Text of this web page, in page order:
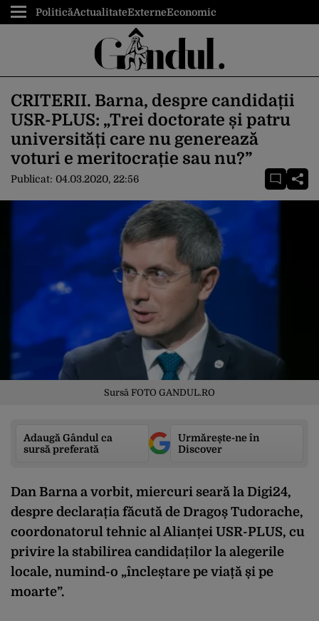
PoliticăActualitateExterneEconomic
CRITERII. Barna, despre candidații
USR-PLUS: „Trei doctorate și patru
universități care nu generează
voturi e meritocrație sau nu?”
Publicat: 04.03.2020, 22:56
Sursă FOTO GANDUL.RO
Adaugă Gândul ca
sursă preferată
Urmărește-ne în
Discover
Dan Barna a vorbit, miercuri seară la Digi24,
despre declarația făcută de Dragoș Tudorache,
coordonatorul tehnic al Alianței USR-PLUS, cu
privire la stabilirea candidaților la alegerile
locale, numind-o „încleștare pe viață și pe
moarte”.